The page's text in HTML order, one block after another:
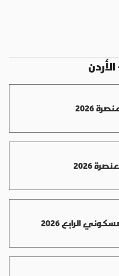
2026
2026
الرابع 2026